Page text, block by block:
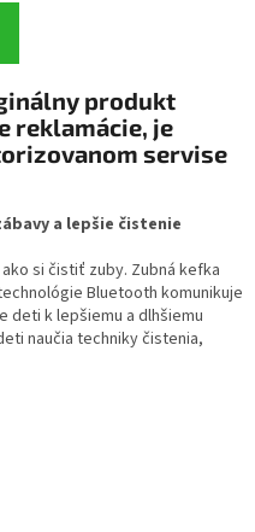
produkt
reklamácie, je
servise
a lepšie čistenie
si čistiť zuby. Zubná kefka
Bluetooth komunikuje
deti k lepšiemu a dlhšiemu
naučia techniky čistenia,